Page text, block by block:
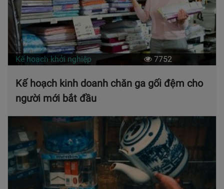
Kế hoạch khởi nghiệp 7752
Kế hoạch kinh doanh chăn ga gối đệm cho
người mới bắt đầu